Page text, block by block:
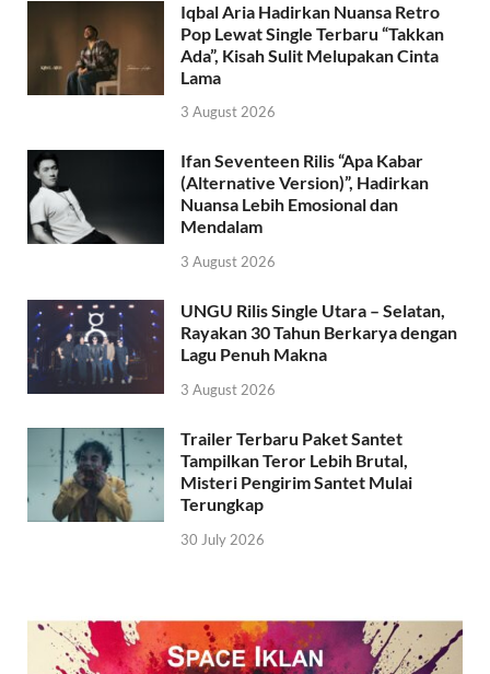
Iqbal Aria Hadirkan Nuansa Retro
Pop Lewat Single Terbaru “Takkan
Ada”, Kisah Sulit Melupakan Cinta
Lama
3 August 2026
Ifan Seventeen Rilis “Apa Kabar
(Alternative Version)”, Hadirkan
Nuansa Lebih Emosional dan
Mendalam
3 August 2026
UNGU Rilis Single Utara – Selatan,
Rayakan 30 Tahun Berkarya dengan
Lagu Penuh Makna
3 August 2026
Trailer Terbaru Paket Santet
Tampilkan Teror Lebih Brutal,
Misteri Pengirim Santet Mulai
Terungkap
30 July 2026